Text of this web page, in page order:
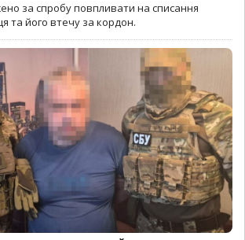
за спробу повпливати на списання
та його втечу за кордон.